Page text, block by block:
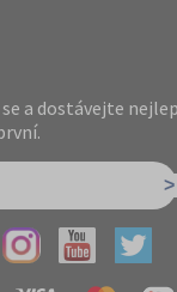
a dostávejte